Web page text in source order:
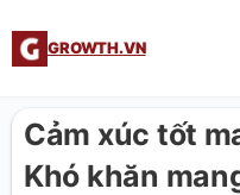
GROWTH.VN
Cảm xúc tốt
Khó khăn